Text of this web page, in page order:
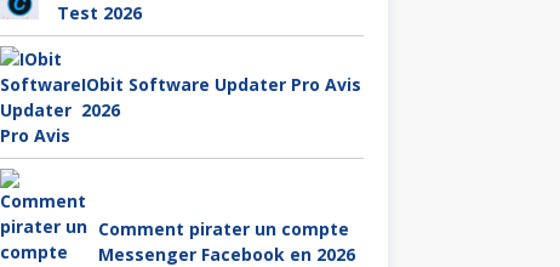
Test 2026
IObit Software Updater Pro Avis
2026
Comment pirater un compte
Messenger Facebook en 2026